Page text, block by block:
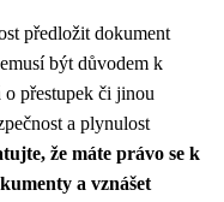
předložit dokument
být důvodem k
přestupek či jinou
a plynulost
že máte právo se k
a vznášet